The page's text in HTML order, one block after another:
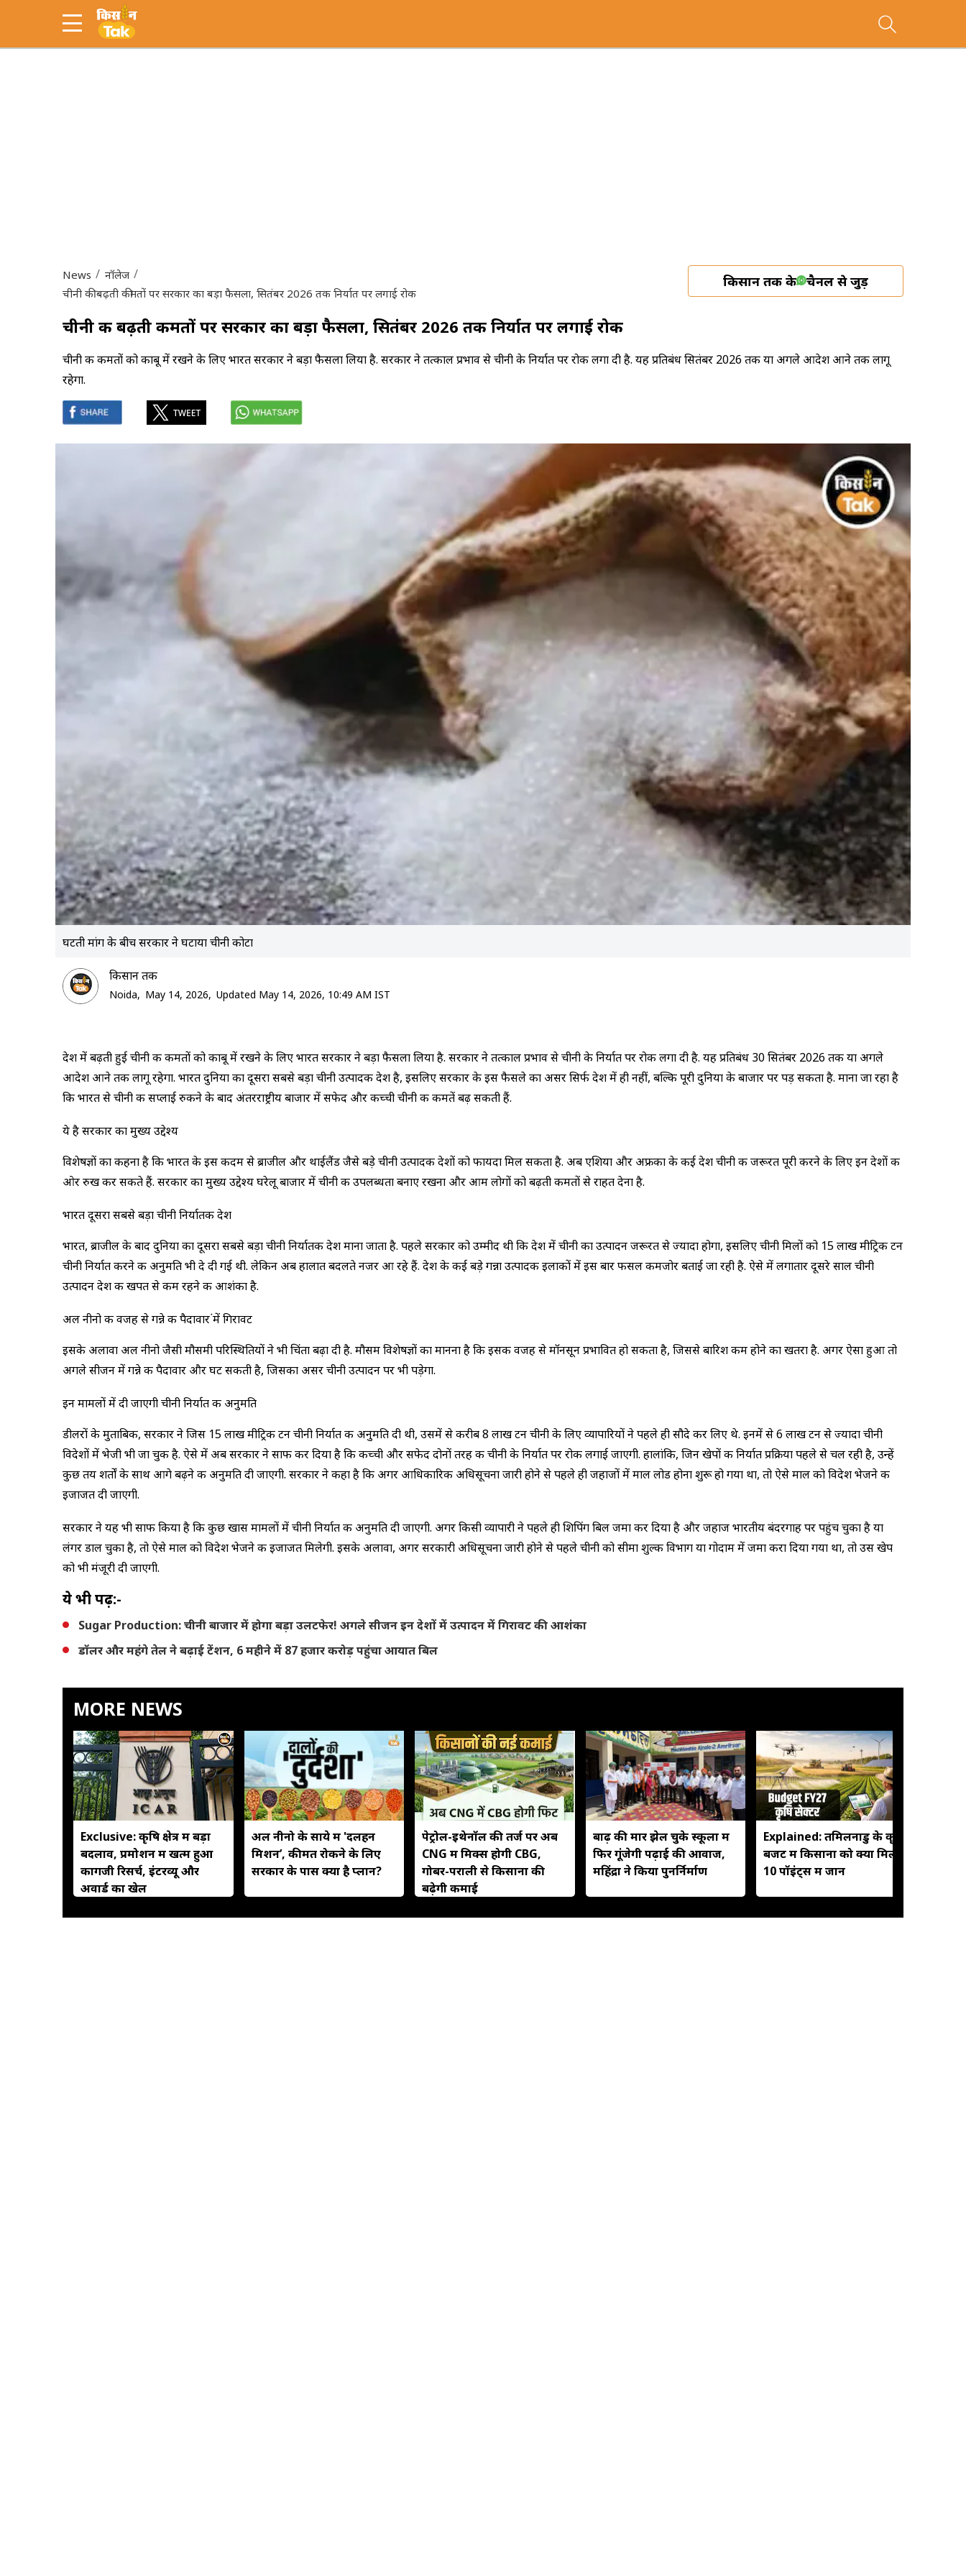
News
नॉलेज
चीनी की बढ़ती कीमतों पर सरकार का बड़ा फैसला, सितंबर 2026 तक निर्यात पर लगाई रोक
किसान तक के चैनल से जुड़ें
चीनी की बढ़ती कीमतों पर सरकार का बड़ा फैसला, सितंबर 2026 तक निर्यात पर लगाई रोक
चीनी की कीमतों को काबू में रखने के लिए भारत सरकार ने बड़ा फैसला लिया है. सरकार ने तत्काल प्रभाव से चीनी के निर्यात पर रोक लगा दी है. यह प्रतिबंध सितंबर 2026 तक या अगले आदेश आने तक लागू
रहेगा.
घटती मांग के बीच सरकार ने घटाया चीनी कोटा
क‍िसान तक
Noida, May 14, 2026, Updated May 14, 2026, 10:49 AM IST
देश में बढ़ती हुई चीनी की कीमतों को काबू में रखने के लिए भारत सरकार ने बड़ा फैसला लिया है. सरकार ने तत्काल प्रभाव से चीनी के निर्यात पर रोक लगा दी है. यह प्रतिबंध 30 सितंबर 2026 तक या अगले
आदेश आने तक लागू रहेगा. भारत दुनिया का दूसरा सबसे बड़ा चीनी उत्पादक देश है, इसलिए सरकार के इस फैसले का असर सिर्फ देश में ही नहीं, बल्कि पूरी दुनिया के बाजार पर पड़ सकता है. माना जा रहा है
कि भारत से चीनी की सप्लाई रुकने के बाद अंतरराष्ट्रीय बाजार में सफेद और कच्ची चीनी की कीमतें बढ़ सकती हैं.
ये है सरकार का मुख्य उद्देश्य
विशेषज्ञों का कहना है कि भारत के इस कदम से ब्राजील और थाईलैंड जैसे बड़े चीनी उत्पादक देशों को फायदा मिल सकता है. अब एशिया और अफ्रीका के कई देश चीनी की जरूरत पूरी करने के लिए इन देशों की
ओर रुख कर सकते हैं. सरकार का मुख्य उद्देश्य घरेलू बाजार में चीनी की उपलब्धता बनाए रखना और आम लोगों को बढ़ती कीमतों से राहत देना है.
भारत दूसरा सबसे बड़ा चीनी निर्यातक देश
भारत, ब्राजील के बाद दुनिया का दूसरा सबसे बड़ा चीनी निर्यातक देश माना जाता है. पहले सरकार को उम्मीद थी कि देश में चीनी का उत्पादन जरूरत से ज्यादा होगा, इसलिए चीनी मिलों को 15 लाख मीट्रिक टन
चीनी निर्यात करने की अनुमति भी दे दी गई थी. लेकिन अब हालात बदलते नजर आ रहे हैं. देश के कई बड़े गन्ना उत्पादक इलाकों में इस बार फसल कमजोर बताई जा रही है. ऐसे में लगातार दूसरे साल चीनी
उत्पादन देश की खपत से कम रहने की आशंका है.
अल नीनो की वजह से गन्ने की पैदावार ंमें गिरावट
इसके अलावा अल नीनो जैसी मौसमी परिस्थितियों ने भी चिंता बढ़ा दी है. मौसम विशेषज्ञों का मानना है कि इसकी वजह से मॉनसून प्रभावित हो सकता है, जिससे बारिश कम होने का खतरा है. अगर ऐसा हुआ तो
अगले सीजन में गन्ने की पैदावार और घट सकती है, जिसका असर चीनी उत्पादन पर भी पड़ेगा.
इन मामलों में दी जाएगी चीनी निर्यात की अनुमति
डीलरों के मुताबिक, सरकार ने जिस 15 लाख मीट्रिक टन चीनी निर्यात की अनुमति दी थी, उसमें से करीब 8 लाख टन चीनी के लिए व्यापारियों ने पहले ही सौदे कर लिए थे. इनमें से 6 लाख टन से ज्यादा चीनी
विदेशों में भेजी भी जा चुकी है. ऐसे में अब सरकार ने साफ कर दिया है कि कच्ची और सफेद दोनों तरह की चीनी के निर्यात पर रोक लगाई जाएगी. हालांकि, जिन खेपों की निर्यात प्रक्रिया पहले से चल रही है, उन्हें
कुछ तय शर्तों के साथ आगे बढ़ने की अनुमति दी जाएगी. सरकार ने कहा है कि अगर आधिकारिक अधिसूचना जारी होने से पहले ही जहाजों में माल लोड होना शुरू हो गया था, तो ऐसे माल को विदेश भेजने की
इजाजत दी जाएगी.
सरकार ने यह भी साफ किया है कि कुछ खास मामलों में चीनी निर्यात की अनुमति दी जाएगी. अगर किसी व्यापारी ने पहले ही शिपिंग बिल जमा कर दिया है और जहाज भारतीय बंदरगाह पर पहुंच चुका है या
लंगर डाल चुका है, तो ऐसे माल को विदेश भेजने की इजाजत मिलेगी. इसके अलावा, अगर सरकारी अधिसूचना जारी होने से पहले चीनी को सीमा शुल्क विभाग या गोदाम में जमा करा दिया गया था, तो उस खेप
को भी मंजूरी दी जाएगी.
ये भी पढ़ें:-
Sugar Production: चीनी बाजार में होगा बड़ा उलटफेर! अगले सीजन इन देशाें में उत्‍पादन में गिरावट की आशंका
डॉलर और महंगे तेल ने बढ़ाई टेंशन, 6 महीने में 87 हजार करोड़ पहुंचा आयात बिल
MORE NEWS
Exclusive: कृष‍ि क्षेत्र में बड़ा
बदलाव, प्रमोशन में खत्म हुआ
कागजी र‍िसर्च, इंटरव्यू और
अवार्ड का खेल
अल नीनो के साये में 'दलहन
मिशन’, कीमतें रोकने के लिए
सरकार के पास क्या है प्लान?
पेट्रोल-इथेनॉल की तर्ज पर अब
CNG में मिक्स होगी CBG,
गोबर-पराली से किसानों की
बढ़ेगी कमाई
बाढ़ की मार झेल चुके स्कूलों में
फिर गूंजेगी पढ़ाई की आवाज,
महिंद्रा ने किया पुनर्निर्माण
Explained: तमिलनाडु के कृषि
बजट में किसानों को क्या मिला,
10 पॉइंट्स में जानें